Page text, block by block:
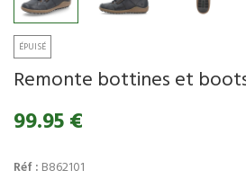
Remonte bottines et
99.95 €
Réf : B862101